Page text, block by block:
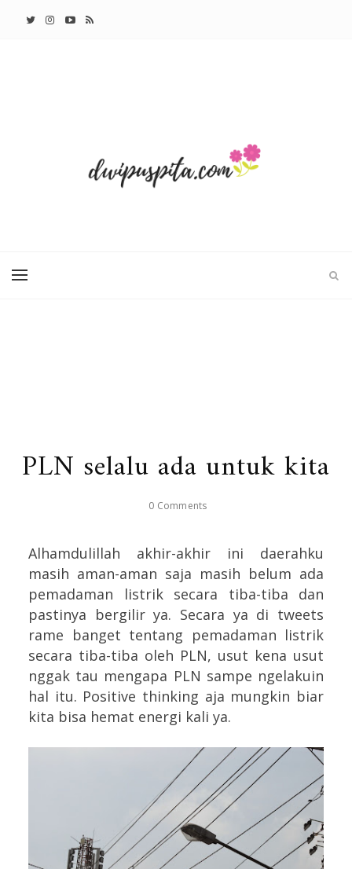
PLN selalu ada untuk kita
0 Comments
Alhamdulillah akhir-akhir ini daerahku
masih aman-aman saja masih belum ada
pemadaman listrik secara tiba-tiba dan
pastinya bergilir ya. Secara ya di tweets
rame banget tentang pemadaman listrik
secara tiba-tiba oleh PLN, usut kena usut
nggak tau mengapa PLN sampe ngelakuin
hal itu. Positive thinking aja mungkin biar
kita bisa hemat energi kali ya.